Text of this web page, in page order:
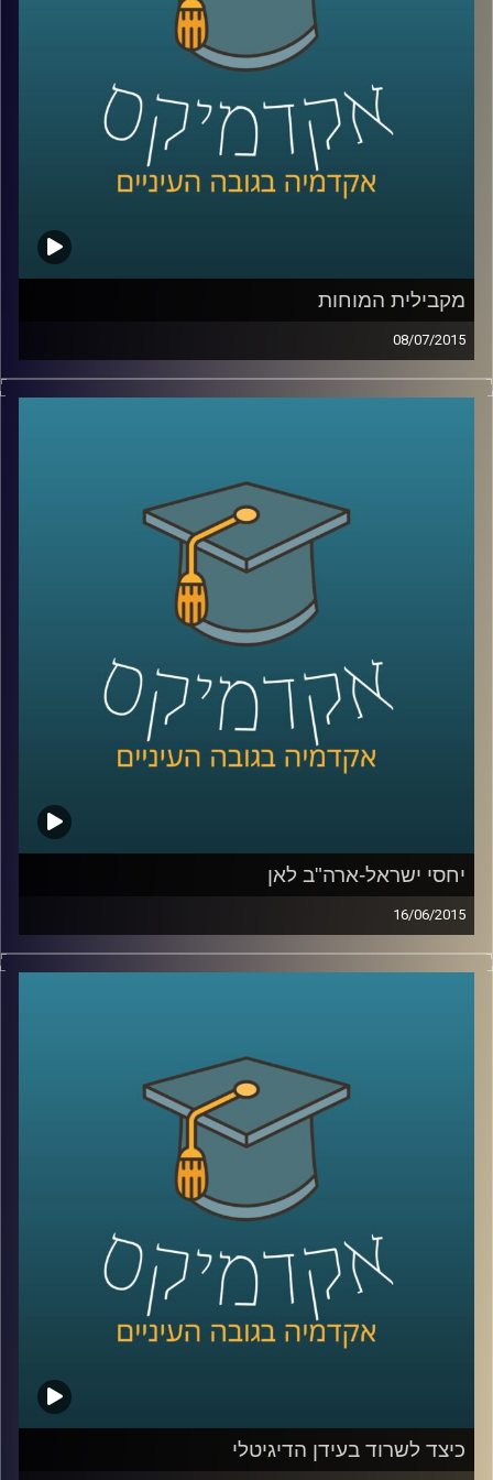
העדפת כלכלה שוויונית לבין העניין בהגדלת
קרדיט תמונות:AudioVersity
מקבילית המוחות
08/07/2015
דוקטור נאוה לויט בנון מנהלת את מכון סגול
המוח והמדעים הקשים לבין מדעי החברה. את
אלה היא מתבלת בחדשנות נוספת – שילוב
הממצאים בעבודת שטח עם אנשי חינוך בכדי
לבדוק את ההשפעה של המלצות המחקר על
עוצמת החסינות של רשתות מוחיות של אנשים
קרדיט תמונות:AudioVersity
יחסי ישראל-ארה"ב לאן
16/06/2015
דוקטור אמנון כוורי, מומחה לפוליטיקה
הגבוהה של אמריקאים להצלחה הם הגורמים
להתעניינות הרבה והעקבית של האמריקאים
בישראל. מתי הזדהו עם ישראל יותר ומתי
פחות? האם יש הבדלי הזדהות לפי פילוח של
גיל, השכלה, דת, גזע והשתייכות מפלגתית
דמוקרטים)?
קרדיט תמונות:AudioVersity
כיצד לשרוד בעידן הדיגיטלי